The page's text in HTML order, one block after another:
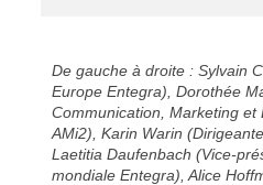
De gauche à droite : Sylvain
Europe Entegra), Dorothée
Communication, Marketing et
AMi2), Karin Warin
Laetitia Daufenbach (Vice-
mondiale Entegra), Alice